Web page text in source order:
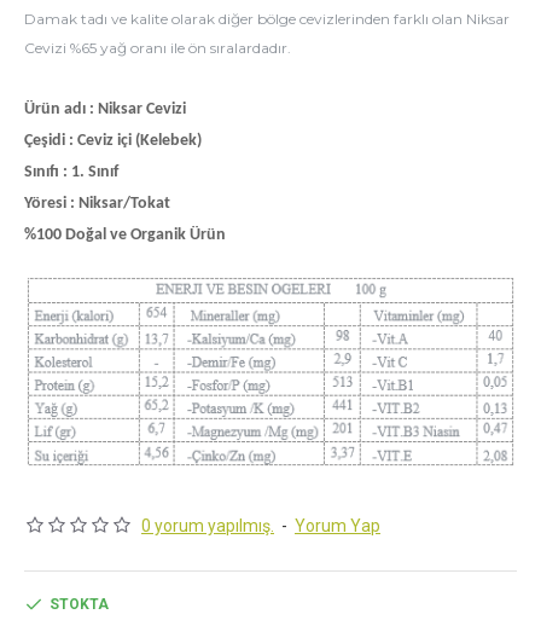
Damak tadı ve kalite olarak diğer bölge cevizlerinden farklı olan Niksar
Cevizi %65 yağ oranı ile ön sıralardadır.
Ürün adı : Niksar Cevizi
Çeşidi : Ceviz içi (Kelebek)
Sınıfı : 1. Sınıf
Yöresi : Niksar/Tokat
%100 Doğal ve Organik Ürün
0 yorum yapılmış. - Yorum Yap
STOKTA